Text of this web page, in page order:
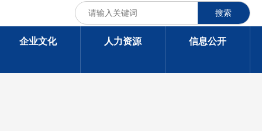
搜索
企业文化 人力资源 信息公开